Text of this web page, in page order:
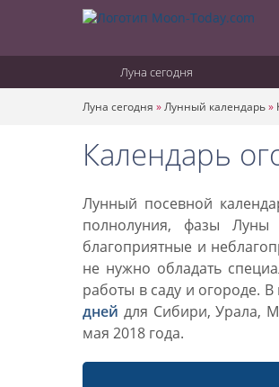
Луна сегодня
Луна сегодня »Лунный календарь»
Календарь
Лунный посевной
полнолуния, фазы
благоприятные и
не нужно обладать
работы в саду и огороде.
дней для Сибири, Урала,
мая 2018 года.